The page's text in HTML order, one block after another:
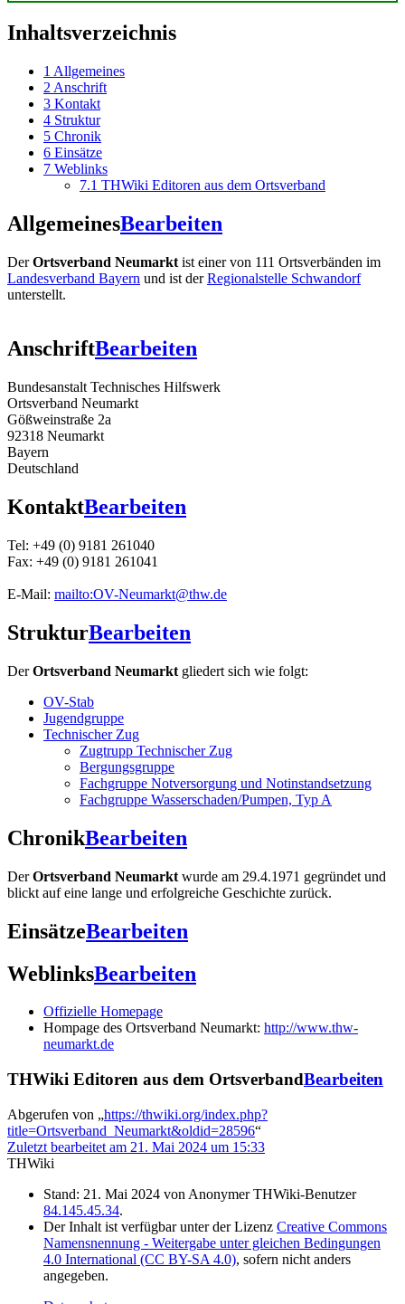
Inhaltsverzeichnis
1 Allgemeines
2 Anschrift
3 Kontakt
4 Struktur
5 Chronik
6 Einsätze
7 Weblinks
7.1 THWiki Editoren aus dem Ortsverband
AllgemeinesBearbeiten
DerOrtsverband Neumarkt ist einer von 111 Ortsverbänden im
Landesverband Bayern und ist derRegionalstelle Schwandorf
unterstellt.
AnschriftBearbeiten
Bundesanstalt Technisches Hilfswerk
Ortsverband Neumarkt
Gößweinstraße 2a
92318 Neumarkt
Bayern
Deutschland
KontaktBearbeiten
Tel: +49 (0) 9181 261040
Fax: +49 (0) 9181 261041
E-Mail: mailto:OV-Neumarkt@thw.de
StrukturBearbeiten
DerOrtsverband Neumarkt gliedert sich wie folgt:
OV-Stab
Jugendgruppe
Technischer Zug
Zugtrupp Technischer Zug
Bergungsgruppe
Fachgruppe Notversorgung und Notinstandsetzung
Fachgruppe Wasserschaden/Pumpen, Typ A
ChronikBearbeiten
DerOrtsverband Neumarkt wurde am 29.4.1971 gegründet und
blickt auf eine lange und erfolgreiche Geschichte zurück.
EinsätzeBearbeiten
WeblinksBearbeiten
Offizielle Homepage
Hompage des Ortsverband Neumarkt: http://www.thw-
neumarkt.de
THWiki Editoren aus dem OrtsverbandBearbeiten
Abgerufen von „https://thwiki.org/index.php?
title=Ortsverband_Neumarkt&oldid=28596“
Zuletzt bearbeitet am 21. Mai 2024 um 15:33
THWiki
Stand: 21. Mai 2024 von Anonymer THWiki-Benutzer
84.145.45.34.
Der Inhalt ist verfügbar unter der Lizenz Creative Commons
Namensnennung - Weitergabe unter gleichen Bedingungen
4.0 International (CC BY-SA 4.0), sofern nicht anders
angegeben.